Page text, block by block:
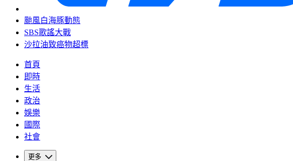
颱風白海豚動態
SBS歌謠大戰
沙拉油致癌物超標
首頁
即時
生活
政治
娛樂
國際
社會
更多